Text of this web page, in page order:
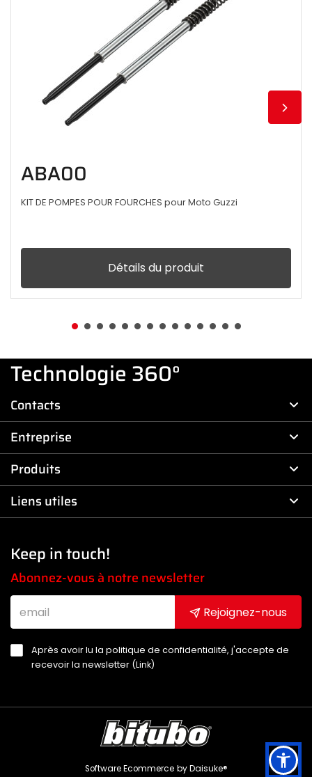
ABA00
KIT DE POMPES POUR FOURCHES pour Moto Guzzi
Détails du produit
Technologie 360°
Contacts
Entreprise
Produits
Liens utiles
Keep in touch!
Abonnez-vous à notre newsletter
Rejoignez-nous
Après avoir lu la politique de confidentialité, j'accepte de
recevoir la newsletter (Link)
Software Ecommerce by Daisuke®